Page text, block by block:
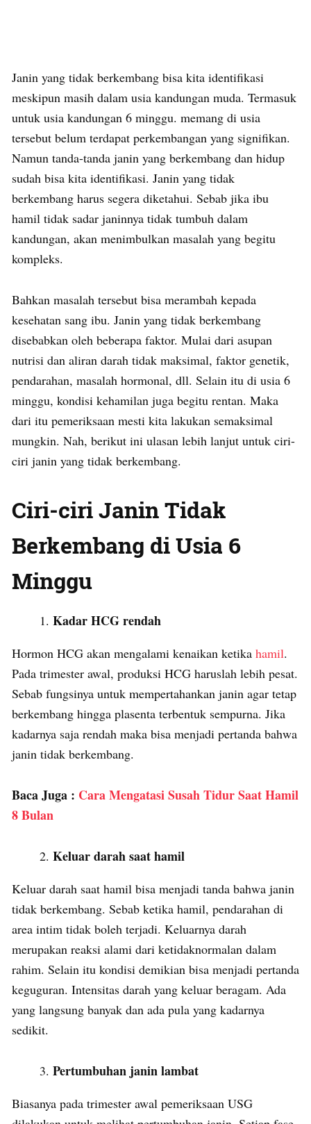
Janin yang tidak berkembang bisa kita identifikasi
meskipun masih dalam usia kandungan muda. Termasuk
untuk usia kandungan 6 minggu. memang di usia
tersebut belum terdapat perkembangan yang signifikan.
Namun tanda-tanda janin yang berkembang dan hidup
sudah bisa kita identifikasi. Janin yang tidak
berkembang harus segera diketahui. Sebab jika ibu
hamil tidak sadar janinnya tidak tumbuh dalam
kandungan, akan menimbulkan masalah yang begitu
kompleks.
Bahkan masalah tersebut bisa merambah kepada
kesehatan sang ibu. Janin yang tidak berkembang
disebabkan oleh beberapa faktor. Mulai dari asupan
nutrisi dan aliran darah tidak maksimal, faktor genetik,
pendarahan, masalah hormonal, dll. Selain itu di usia 6
minggu, kondisi kehamilan juga begitu rentan. Maka
dari itu pemeriksaan mesti kita lakukan semaksimal
mungkin. Nah, berikut ini ulasan lebih lanjut untuk ciri-
ciri janin yang tidak berkembang.
Ciri-ciri Janin Tidak
Berkembang di Usia 6
Minggu
Kadar HCG rendah
Hormon HCG akan mengalami kenaikan ketika hamil.
Pada trimester awal, produksi HCG haruslah lebih pesat.
Sebab fungsinya untuk mempertahankan janin agar tetap
berkembang hingga plasenta terbentuk sempurna. Jika
kadarnya saja rendah maka bisa menjadi pertanda bahwa
janin tidak berkembang.
Baca Juga : Cara Mengatasi Susah Tidur Saat Hamil
8 Bulan
Keluar darah saat hamil
Keluar darah saat hamil bisa menjadi tanda bahwa janin
tidak berkembang. Sebab ketika hamil, pendarahan di
area intim tidak boleh terjadi. Keluarnya darah
merupakan reaksi alami dari ketidaknormalan dalam
rahim. Selain itu kondisi demikian bisa menjadi pertanda
keguguran. Intensitas darah yang keluar beragam. Ada
yang langsung banyak dan ada pula yang kadarnya
sedikit.
Pertumbuhan janin lambat
Biasanya pada trimester awal pemeriksaan USG